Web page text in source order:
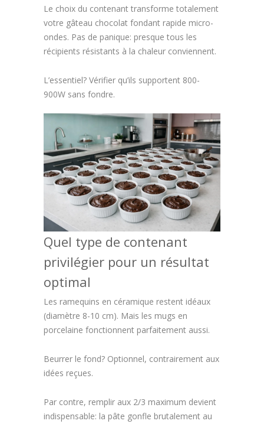
Le choix du contenant transforme totalement
votre gâteau chocolat fondant rapide micro-
ondes. Pas de panique: presque tous les
récipients résistants à la chaleur conviennent.
L’essentiel? Vérifier qu’ils supportent 800-
900W sans fondre.
Quel type de contenant
privilégier pour un résultat
optimal
Les ramequins en céramique restent idéaux
(diamètre 8-10 cm). Mais les mugs en
porcelaine fonctionnent parfaitement aussi.
Beurrer le fond? Optionnel, contrairement aux
idées reçues.
Par contre, remplir aux 2/3 maximum devient
indispensable: la pâte gonfle brutalement au